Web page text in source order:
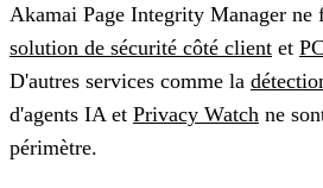
Akamai Page Integrity Manager ne
solution de sécurité côté client et
D'autres services comme la
d'agents IA et Privacy Watch ne
périmètre.